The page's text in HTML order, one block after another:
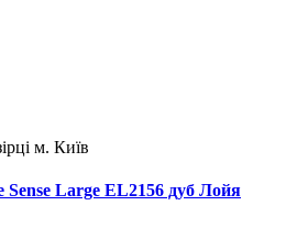
м. Київ
Large EL2156 дуб Лойя